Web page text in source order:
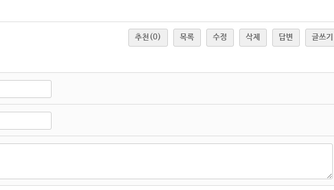
추천 (0) 목록 수정 삭제 답변 글쓰기